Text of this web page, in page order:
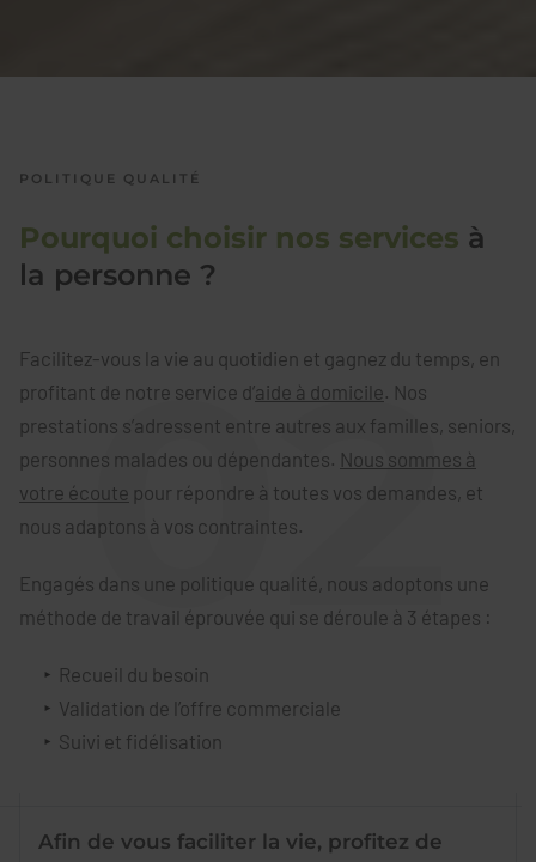
POLITIQUE QUALITÉ
Pourquoi choisir nos services à
la personne ?
Facilitez-vous la vie au quotidien et gagnez du temps, en
profitant de notre service d’aide à domicile. Nos
prestations s’adressent entre autres aux familles, seniors,
personnes malades ou dépendantes. Nous sommes à
votre écoute pour répondre à toutes vos demandes, et
nous adaptons à vos contraintes.
Engagés dans une politique qualité, nous adoptons une
méthode de travail éprouvée qui se déroule à 3 étapes :
Recueil du besoin
Validation de l’offre commerciale
Suivi et fidélisation
Afin de vous faciliter la vie, profitez de